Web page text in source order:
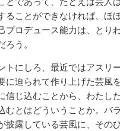
ることができなければ、ほ
プロデュース能力は、とり
う。
トにしろ、最近ではアスリ
に迫られて作り上げた芸風
信じ込むことから、わたし
むとはどういうことか。バ
披露している芸風に、その